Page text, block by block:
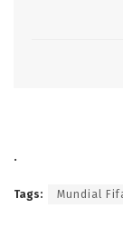
.
Tags: Mundial